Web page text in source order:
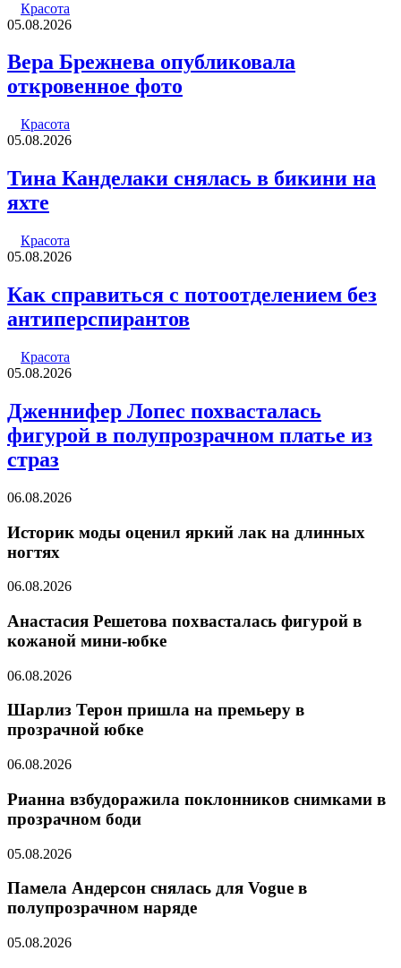
Красота
05.08.2026
Вера Брежнева опубликовала
откровенное фото
Красота
05.08.2026
Тина Канделаки снялась в бикини на
яхте
Красота
05.08.2026
Как справиться с потоотделением без
антиперспирантов
Красота
05.08.2026
Дженнифер Лопес похвасталась
фигурой в полупрозрачном платье из
страз
06.08.2026
Историк моды оценил яркий лак на длинных
ногтях
06.08.2026
Анастасия Решетова похвасталась фигурой в
кожаной мини-юбке
06.08.2026
Шарлиз Терон пришла на премьеру в
прозрачной юбке
06.08.2026
Рианна взбудоражила поклонников снимками в
прозрачном боди
05.08.2026
Памела Андерсон снялась для Vogue в
полупрозрачном наряде
05.08.2026